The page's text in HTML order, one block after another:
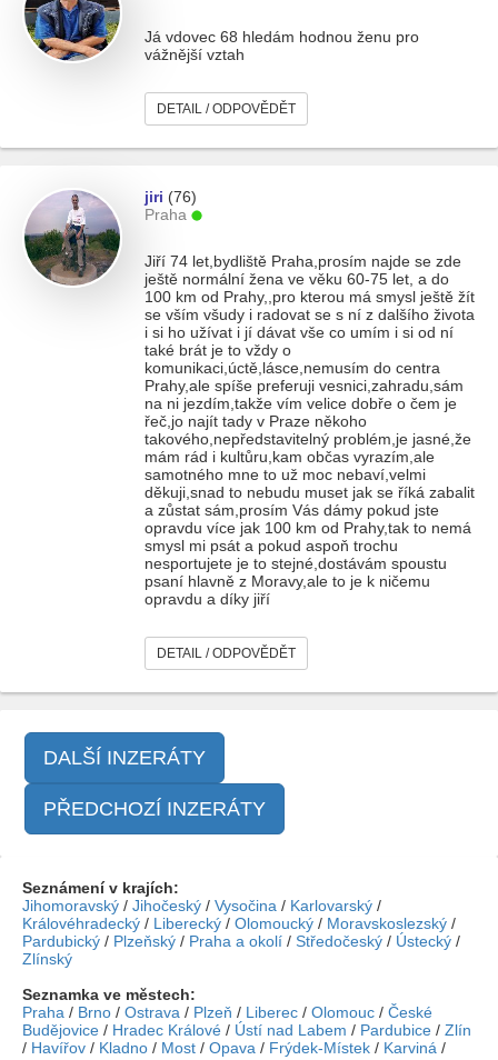
Já vdovec 68 hledám hodnou ženu pro
vážnější vztah
DETAIL / ODPOVĚDĚT
jiri (76)
Praha
Jiří 74 let,bydliště Praha,prosím najde se zde
ještě normální žena ve věku 60-75 let, a do
100 km od Prahy,,pro kterou má smysl ještě žít
se vším všudy i radovat se s ní z dalšího života
i si ho užívat i jí dávat vše co umím i si od ní
také brát je to vždy o
komunikaci,úctě,lásce,nemusím do centra
Prahy,ale spíše preferuji vesnici,zahradu,sám
na ni jezdím,takže vím velice dobře o čem je
řeč,jo najít tady v Praze někoho
takového,nepředstavitelný problém,je jasné,že
mám rád i kultůru,kam občas vyrazím,ale
samotného mne to už moc nebaví,velmi
děkuji,snad to nebudu muset jak se říká zabalit
a zůstat sám,prosím Vás dámy pokud jste
opravdu více jak 100 km od Prahy,tak to nemá
smysl mi psát a pokud aspoň trochu
nesportujete je to stejné,dostávám spoustu
psaní hlavně z Moravy,ale to je k ničemu
opravdu a díky jiří
DETAIL / ODPOVĚDĚT
DALŠÍ INZERÁTY
PŘEDCHOZÍ INZERÁTY
Seznámení v krajích:
Jihomoravský / Jihočeský / Vysočina / Karlovarský /
Královéhradecký / Liberecký / Olomoucký / Moravskoslezský /
Pardubický / Plzeňský / Praha a okolí / Středočeský / Ústecký /
Zlínský
Seznamka ve městech:
Praha / Brno / Ostrava / Plzeň / Liberec / Olomouc / České
Budějovice / Hradec Králové / Ústí nad Labem / Pardubice / Zlín
/ Havířov / Kladno / Most / Opava / Frýdek-Místek / Karviná /